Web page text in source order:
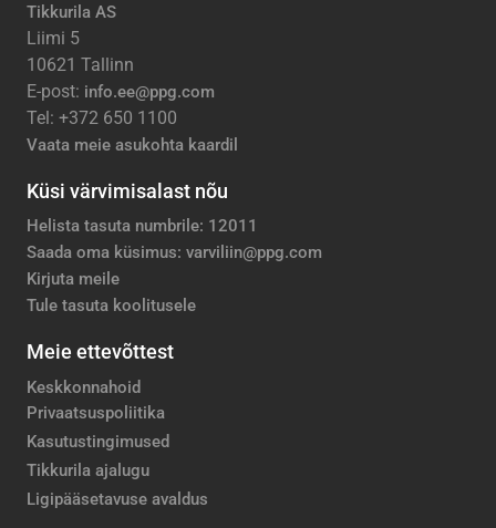
Tikkurila AS
Liimi 5
10621 Tallinn
E-post: info.ee@ppg.com
Tel: +372 650 1100
Vaata meie asukohta kaardil
Küsi värvimisalast nõu
Helista tasuta numbrile: 12011
Saada oma küsimus: varviliin@ppg.com
Kirjuta meile
Tule tasuta koolitusele
Meie ettevõttest
Keskkonnahoid
Privaatsuspoliitika
Kasutustingimused
Tikkurila ajalugu
Ligipääsetavuse avaldus